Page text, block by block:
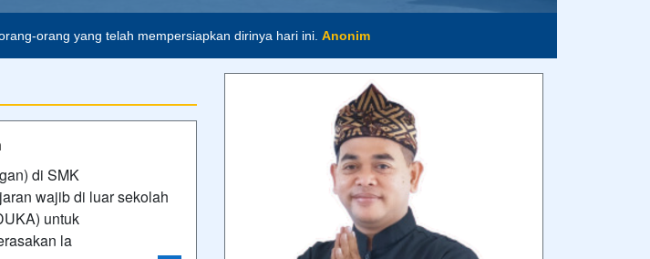
orang yang telah mempersiapkan dirinya hari ini. Anonim
di SMK
wajib di luar sekolah
untuk
la